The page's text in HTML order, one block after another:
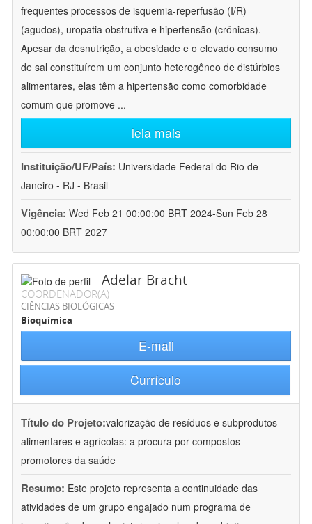
frequentes processos de isquemia-reperfusão (I/R)
(agudos), uropatia obstrutiva e hipertensão (crônicas).
Apesar da desnutrição, a obesidade e o elevado consumo
de sal constituírem um conjunto heterogêneo de distúrbios
alimentares, elas têm a hipertensão como comorbidade
comum que promove ...
leia mais
Instituição/UF/País: Universidade Federal do Rio de
Janeiro - RJ - Brasil
Vigência: Wed Feb 21 00:00:00 BRT 2024-Sun Feb 28
00:00:00 BRT 2027
Adelar Bracht
COORDENADOR(A)
CIÊNCIAS BIOLÓGICAS
Bioquímica
E-mail
Currículo
Título do Projeto:valorização de resíduos e subprodutos
alimentares e agrícolas: a procura por compostos
promotores da saúde
Resumo: Este projeto representa a continuidade das
atividades de um grupo engajado num programa de